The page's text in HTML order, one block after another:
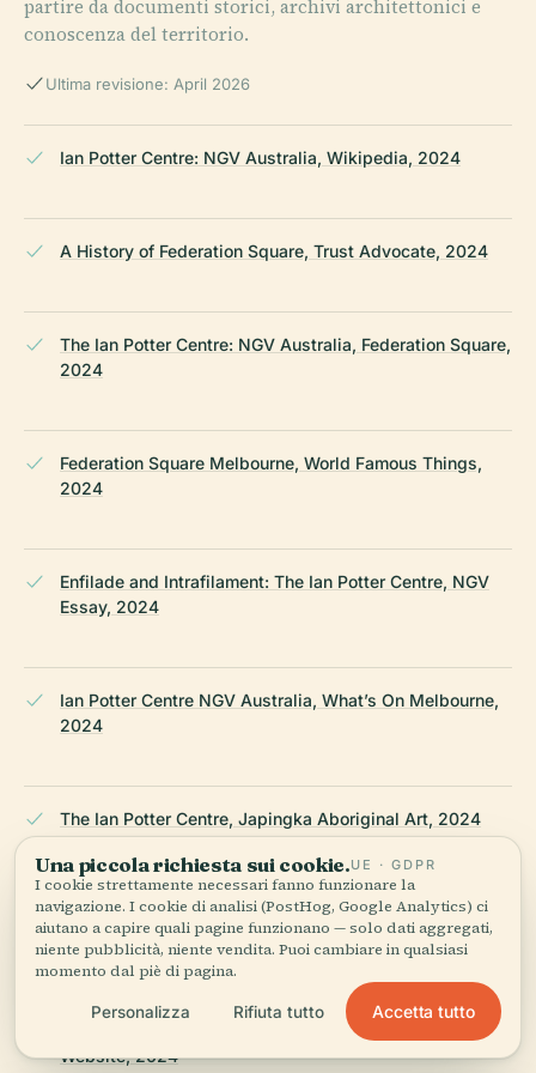
partire da documenti storici, archivi architettonici e
conoscenza del territorio.
Ultima revisione: April 2026
Ian Potter Centre: NGV Australia, Wikipedia, 2024
A History of Federation Square, Trust Advocate, 2024
The Ian Potter Centre: NGV Australia, Federation Square,
2024
Federation Square Melbourne, World Famous Things,
2024
Enfilade and Intrafilament: The Ian Potter Centre, NGV
Essay, 2024
Ian Potter Centre NGV Australia, What’s On Melbourne,
2024
The Ian Potter Centre, Japingka Aboriginal Art, 2024
NGV Australia Visitor Guide, 2024
Ian Potter Centre Melbourne: Visiting Hours, Tickets &
Must-See Australian Art Exhibitions, NGV Official
Website, 2024
Una piccola richiesta sui cookie.UE · GDPR
I cookie strettamente necessari fanno funzionare la
navigazione. I cookie di analisi (PostHog, Google Analytics) ci
aiutano a capire quali pagine funzionano — solo dati aggregati,
niente pubblicità, niente vendita. Puoi cambiare in qualsiasi
momento dal piè di pagina.
Personalizza Rifiuta tutto Accetta tutto